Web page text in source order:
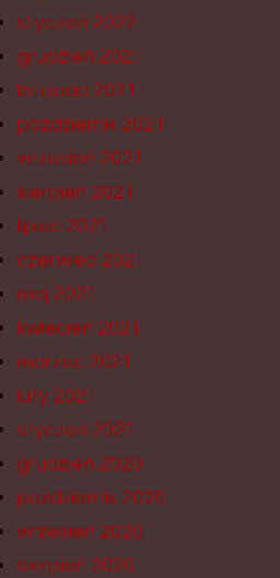
styczeń 2022
grudzień 2021
listopad 2021
październik 2021
wrzesień 2021
sierpień 2021
lipiec 2021
czerwiec 2021
maj 2021
kwiecień 2021
marzec 2021
luty 2021
styczeń 2021
grudzień 2020
październik 2020
wrzesień 2020
sierpień 2020